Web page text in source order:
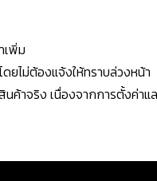
เพิ่ม
ยไม่ต้องแจ้งให้ทราบล่วงหน้า
ค้าจริง เนื่องจากการตั้งค่าแ